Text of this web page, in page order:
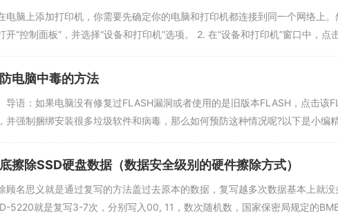
毒作用远甚于查杀病毒，因此建立严密的防范措施是十分必要的!平时建议
不要轻易的打开访问，空闲时间可以多进行电脑的清理和检查，这样可以有效
电脑上添加打印机，你需要先确定你的电脑和打印机都连接到同一个网络上。
开“控制面板”，并选择“设备和打印机”选项。 2. 在“设备和打印机”窗口中，点
电脑中毒的方法
语：如果电脑没有修复过FLASH漏洞或者使用的是旧版本FLASH，点击该
并强制捆绑安装很多垃圾软件和病毒，那么如何预防这种情况呢?以下是小编
擦除SSD硬盘数据（数据安全级别的硬件擦除方式）
顾名思义就是通过复写的方法盖过去原本的数据，复写越多次数据基本上就
5220就是复写3-7次，分别写入00, 11，数次随机数，国家保密局规定的